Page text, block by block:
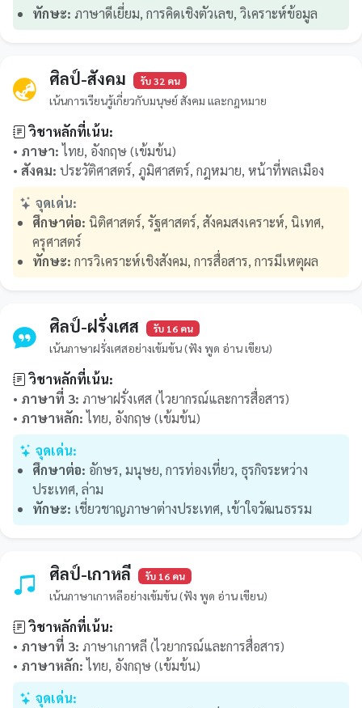
ทักษะ: ภาษาดีเยี่ยม, การคิดเชิงตัวเลข, วิเคราะห์ข้อมูล
ศิลป์-สังคม รับ 32 คน
เน้นการเรียนรู้เกี่ยวกับมนุษย์ สังคม และกฎหมาย
วิชาหลักที่เน้น:
• ภาษา:ไทย, อังกฤษ (เข้มข้น)
• สังคม: ประวัติศาสตร์, ภูมิศาสตร์, กฎหมาย, หน้าที่พลเมือง
จุดเด่น:
ศึกษาต่อ: นิติศาสตร์, รัฐศาสตร์, สังคมสงเคราะห์, นิเทศ,
ครุศาสตร์
ทักษะ: การวิเคราะห์เชิงสังคม, การสื่อสาร, การมีเหตุผล
ศิลป์-ฝรั่งเศส รับ 16 คน
เน้นภาษาฝรั่งเศสอย่างเข้มข้น (ฟัง พูด อ่าน เขียน)
วิชาหลักที่เน้น:
• ภาษาที่ 3: ภาษาฝรั่งเศส (ไวยากรณ์และการสื่อสาร)
• ภาษาหลัก:ไทย, อังกฤษ (เข้มข้น)
จุดเด่น:
ศึกษาต่อ: อักษร, มนุษย, การท่องเที่ยว, ธุรกิจระหว่าง
ประเทศ, ล่าม
ทักษะ: เชี่ยวชาญภาษาต่างประเทศ, เข้าใจวัฒนธรรม
ศิลป์-เกาหลี รับ 16 คน
เน้นภาษาเกาหลีอย่างเข้มข้น (ฟัง พูด อ่าน เขียน)
วิชาหลักที่เน้น:
• ภาษาที่ 3: ภาษาเกาหลี (ไวยากรณ์และการสื่อสาร)
• ภาษาหลัก:ไทย, อังกฤษ (เข้มข้น)
จุดเด่น: